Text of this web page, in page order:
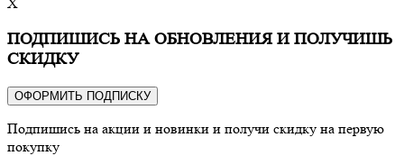
ПОДПИШИСЬ НА ОБНОВЛЕНИЯ И ПОЛУЧИШЬ
СКИДКУ
ОФОРМИТЬ ПОДПИСКУ
Подпишись на акции и новинки и получи скидку на первую
покупку